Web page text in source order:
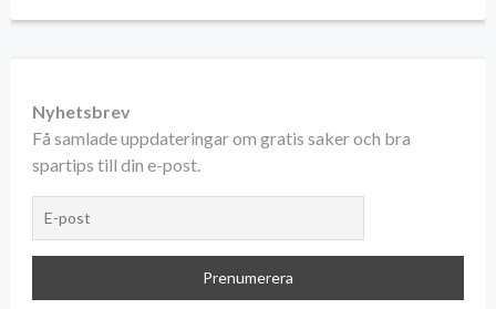
Nyhetsbrev
Få samlade uppdateringar om gratis saker och bra
spartips till din e-post.